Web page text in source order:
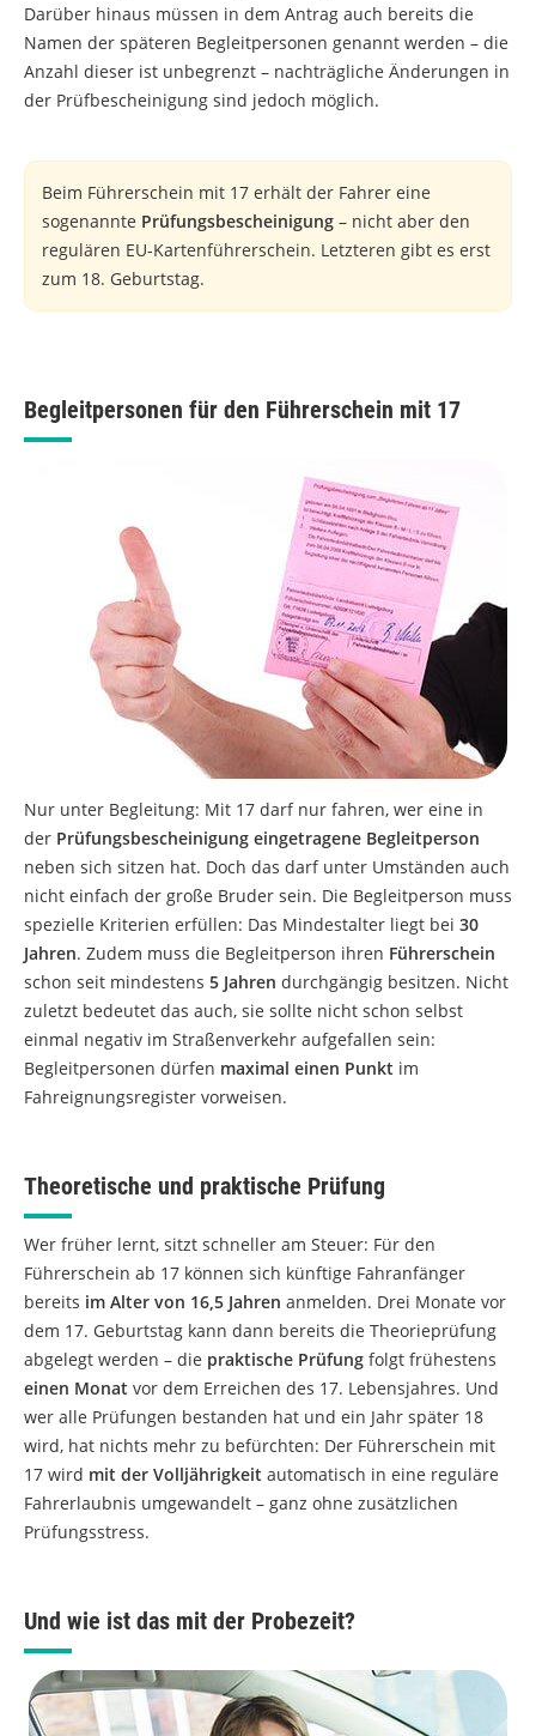
Darüber hinaus müssen in dem Antrag auch bereits die
Namen der späteren Begleitpersonen genannt werden – die
Anzahl dieser ist unbegrenzt – nachträgliche Änderungen in
der Prüfbescheinigung sind jedoch möglich.
Beim Führerschein mit 17 erhält der Fahrer eine
sogenannte Prüfungsbescheinigung – nicht aber den
regulären EU-Kartenführerschein. Letzteren gibt es erst
zum 18. Geburtstag.
Begleitpersonen für den Führerschein mit 17
Nur unter Begleitung: Mit 17 darf nur fahren, wer eine in
der Prüfungsbescheinigung eingetragene Begleitperson
neben sich sitzen hat. Doch das darf unter Umständen auch
nicht einfach der große Bruder sein. Die Begleitperson muss
spezielle Kriterien erfüllen: Das Mindestalter liegt bei 30
Jahren. Zudem muss die Begleitperson ihren Führerschein
schon seit mindestens 5 Jahren durchgängig besitzen. Nicht
zuletzt bedeutet das auch, sie sollte nicht schon selbst
einmal negativ im Straßenverkehr aufgefallen sein:
Begleitpersonen dürfen maximal einen Punkt im
Fahreignungsregister vorweisen.
Theoretische und praktische Prüfung
Wer früher lernt, sitzt schneller am Steuer: Für den
Führerschein ab 17 können sich künftige Fahranfänger
bereits im Alter von 16,5 Jahren anmelden. Drei Monate vor
dem 17. Geburtstag kann dann bereits die Theorieprüfung
abgelegt werden – die praktische Prüfung folgt frühestens
einen Monat vor dem Erreichen des 17. Lebensjahres. Und
wer alle Prüfungen bestanden hat und ein Jahr später 18
wird, hat nichts mehr zu befürchten: Der Führerschein mit
17 wird mit der Volljährigkeit automatisch in eine reguläre
Fahrerlaubnis umgewandelt – ganz ohne zusätzlichen
Prüfungsstress.
Und wie ist das mit der Probezeit?